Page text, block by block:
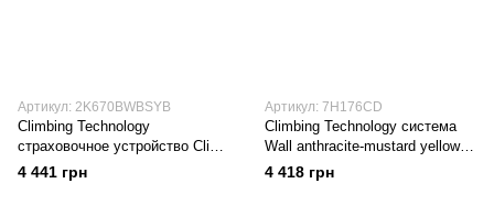
Артикул: 2K670BWBSYB
Climbing Technology
страховочное устройство Click-
Up Kit+ lobster
4 441 грн
Артикул: 7H176CD
Climbing Technology система
Wall anthracite-mustard yellowe
M-L
4 418 грн